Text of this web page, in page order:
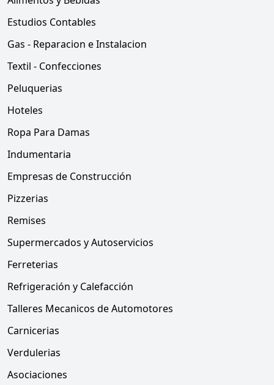
Estudios Contables
Gas - Reparacion e Instalacion
Textil - Confecciones
Peluquerias
Hoteles
Ropa Para Damas
Indumentaria
Empresas de Construcción
Pizzerias
Remises
Supermercados y Autoservicios
Ferreterias
Refrigeración y Calefacción
Talleres Mecanicos de Automotores
Carnicerias
Verdulerias
Asociaciones